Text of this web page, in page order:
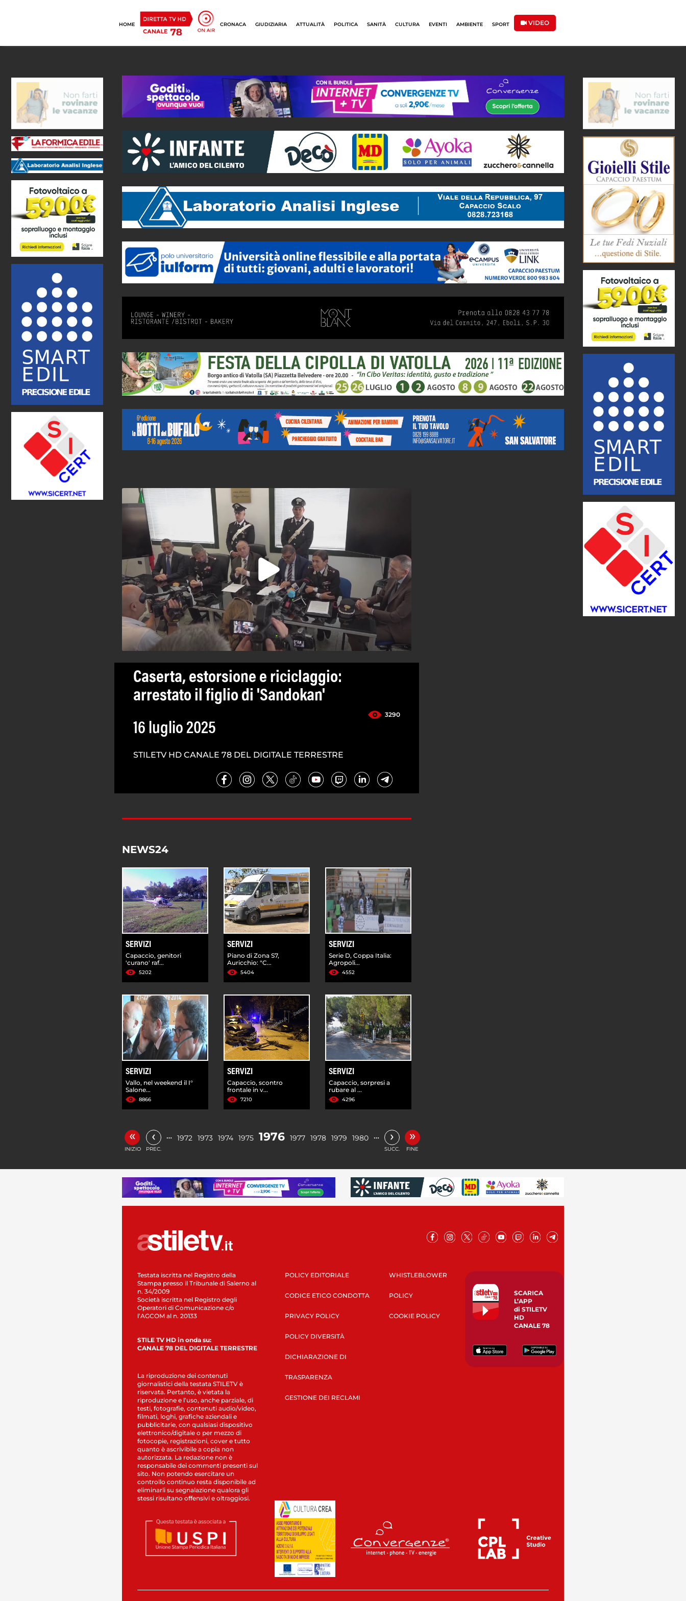
HOME CRONACA GIUDIZIARIA ATTUALITÀ POLITICA SANITÀ CULTURA EVENTI AMBIENTE SPORT VIDEO
Caserta, estorsione e riciclaggio:
arrestato il figlio di 'Sandokan'
3290
16 luglio 2025
STILETV HD CANALE 78 DEL DIGITALE TERRESTRE
NEWS24
SERVIZI
Capaccio, genitori
'curano' raf...
5202
SERVIZI
Piano di Zona S7,
Auricchio: "C...
5404
SERVIZI
Serie D, Coppa Italia:
Agropoli...
4552
SERVIZI
Vallo, nel weekend il I°
Salone...
8866
SERVIZI
Capaccio, scontro
frontale in v...
7210
SERVIZI
Capaccio, sorpresi a
rubare al ...
4296
«
INIZIO
‹
PREC.
… 1972 1973 1974 1975 1976 1977 1978 1979 1980 … ›
SUCC.
»
FINE
Testata iscritta nel Registro della
Stampa presso il Tribunale di Salerno al
n. 34/2009
Società iscritta nel Registro degli
Operatori di Comunicazione c/o
l’AGCOM al n. 20133
STILE TV HD in onda su:
CANALE 78 DEL DIGITALE TERRESTRE
La riproduzione dei contenuti
giornalistici della testata STILETV è
riservata. Pertanto, è vietata la
riproduzione e l’uso, anche parziale, di
testi, fotografie, contenuti audio/video,
filmati, loghi, grafiche aziendali e
pubblicitarie, con qualsiasi dispositivo
elettronico/digitale o per mezzo di
fotocopie, registrazioni, cover e tutto
quanto è ascrivibile a copia non
autorizzata. La redazione non è
responsabile dei commenti presenti sul
sito. Non potendo esercitare un
controllo continuo resta disponibile ad
eliminarli su segnalazione qualora gli
stessi risultano offensivi e oltraggiosi.
POLICY EDITORIALE
CODICE ETICO CONDOTTA
PRIVACY POLICY
POLICY DIVERSITÀ
DICHIARAZIONE DI
TRASPARENZA
GESTIONE DEI RECLAMI
WHISTLEBLOWER
POLICY
COOKIE POLICY
SCARICA
L’APP
di STILETV
HD
CANALE 78